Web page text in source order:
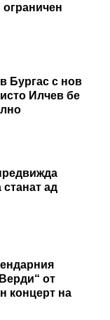
Бургас с нов
Илчев бе
ад
от
концерт на